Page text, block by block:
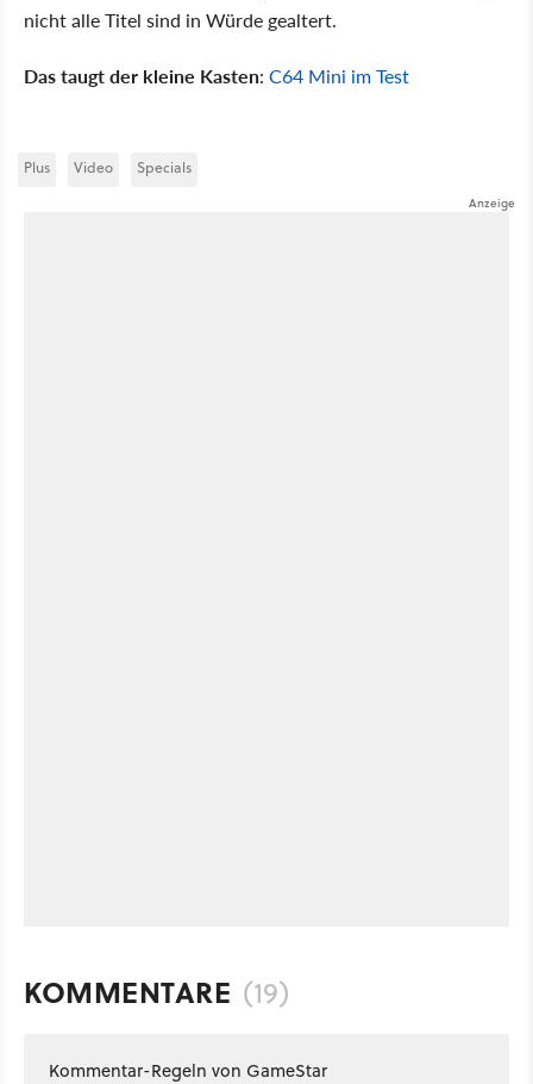
nicht alle Titel sind in Würde gealtert.
Das taugt der kleine Kasten: C64 Mini im Test
Plus Video Specials
KOMMENTARE (19)
Kommentar-Regeln von GameStar